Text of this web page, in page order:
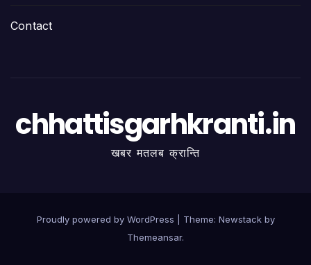
Contact
chhattisgarhkranti.in
खबर मतलब क्रान्ति
Proudly powered by WordPress Theme: Newstackby
Themeansar.